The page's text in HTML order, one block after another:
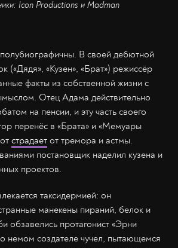
Icon Productions и Madman
полубиографичны. В своей дебютной
(«Дядя», «Кузен», «Брат») режиссёр
факты из собственной жизни с
Отец Адама действительно
на пенсии, и эту часть своего
перенёс в «Брата» и «Мемуары
страдает от тремора и астмы.
постановщик наделил кузена и
проектов.
таксидермией: он
манекены пираний, белок и
обзавелись протагонист «Эрни
о немом создателе чучел, пытающемся